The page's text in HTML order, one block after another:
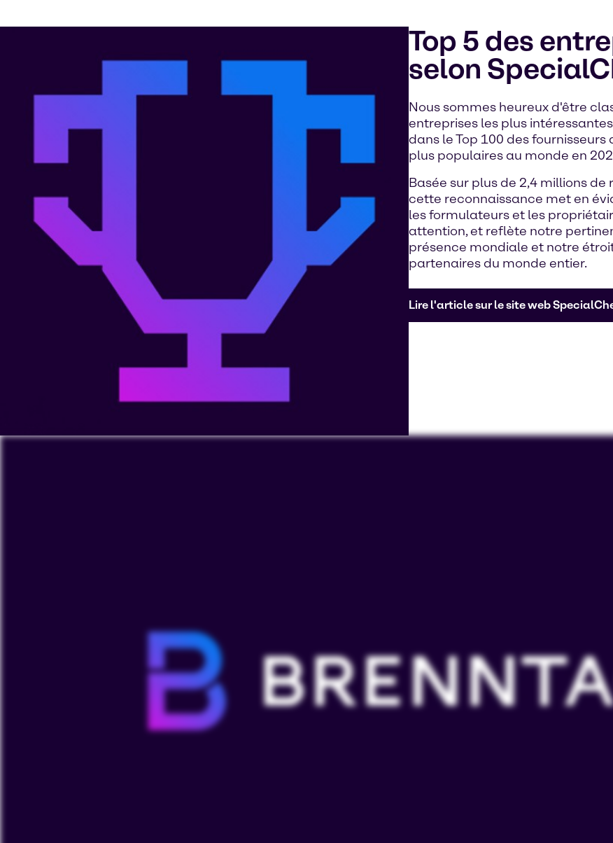
Top 5 des
selon
Nous sommes heureux d'être
entreprises les plus
dans le Top 100 des
plus populaires au monde en
Basée sur plus de 2,4 millions
cette reconnaissance met en
les formulateurs et les
attention, et reflète notre
présence mondiale et notre
partenaires du monde entier.
Lire l'article sur le site web